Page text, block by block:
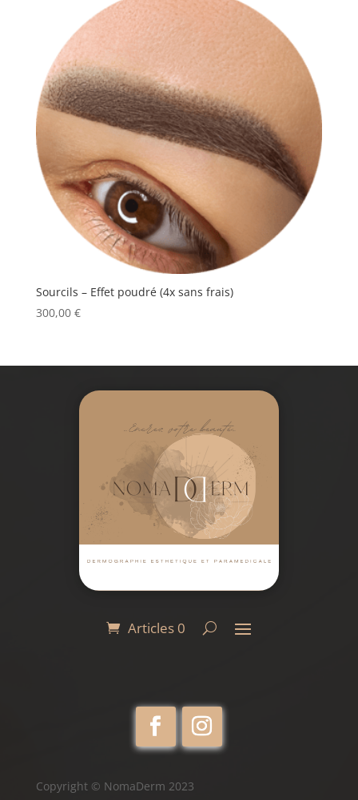
Sourcils – Effet poudré (4x sans frais)
300,00 €
Articles 0
Copyright © NomaDerm 2023